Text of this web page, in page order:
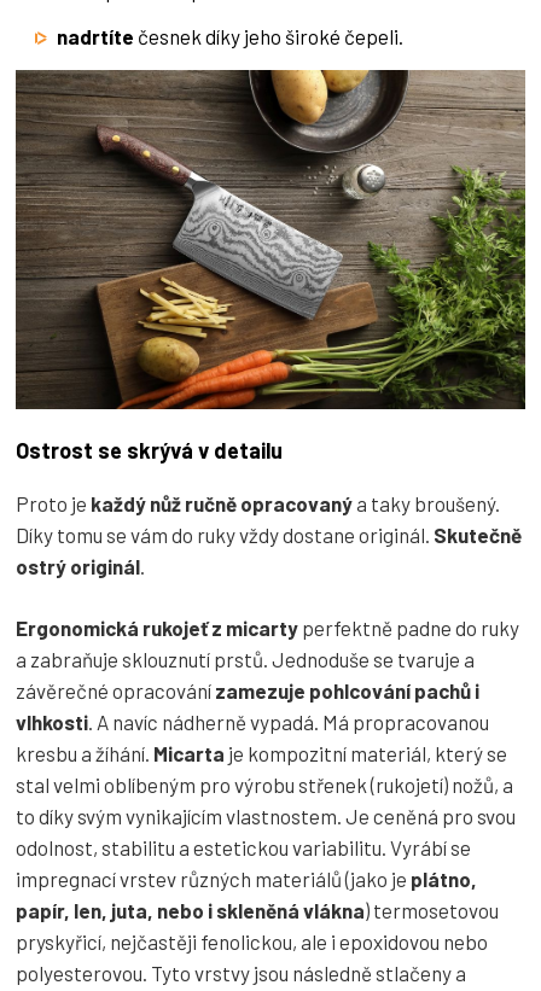
nadrtíte česnek díky jeho široké čepeli.
Ostrost se skrývá v detailu
Proto je každý nůž ručně opracovanýa taky broušený.
Díky tomu se vám do ruky vždy dostane originál. Skutečně
ostrý originál.
Ergonomická rukojeť z micarty perfektně padne do ruky
a zabraňuje sklouznutí prstů. Jednoduše se tvaruje a
závěrečné opracování zamezuje pohlcování pachů i
vlhkosti. A navíc nádherně vypadá. Má propracovanou
kresbu a žíhání. Micarta je kompozitní materiál, který se
stal velmi oblíbeným pro výrobu střenek (rukojetí) nožů, a
to díky svým vynikajícím vlastnostem. Je ceněná pro svou
odolnost, stabilitu a estetickou variabilitu. Vyrábí se
impregnací vrstev různých materiálů (jako je plátno,
papír, len, juta, nebo i skleněná vlákna) termosetovou
pryskyřicí, nejčastěji fenolickou, ale i epoxidovou nebo
polyesterovou. Tyto vrstvy jsou následně stlačeny a